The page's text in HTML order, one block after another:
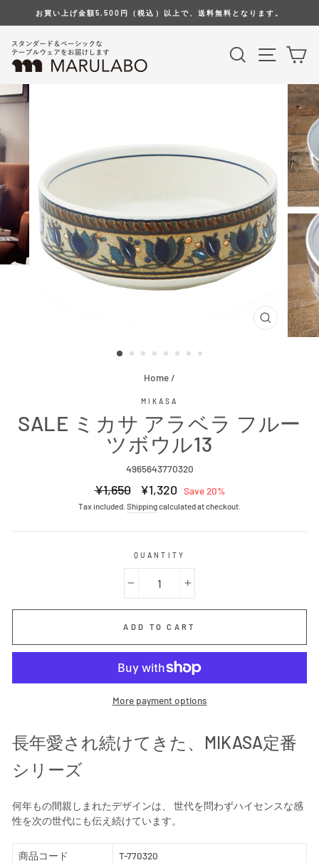
お買い上げ金額5,500円（税込）以上で、送料無料となります。
Search Site
CLOSE
(ESC)
Home /
MIKASA
SALE ミカサ アラベラ フルー
ツボウル13
4965643770320
Regular
price
¥1,650
Sale
price
¥1,320 Save 20%
Tax included. Shippingcalculated at checkout.
QUANTITY
ADD TO CART
More payment options
長年愛され続けてきた、MIKASA定番
シリーズ
何年もの間親しまれたデザインは、 世代を問わずハイセンスな感
性を次の世代にも伝え続けています。
商品コード
T-770320